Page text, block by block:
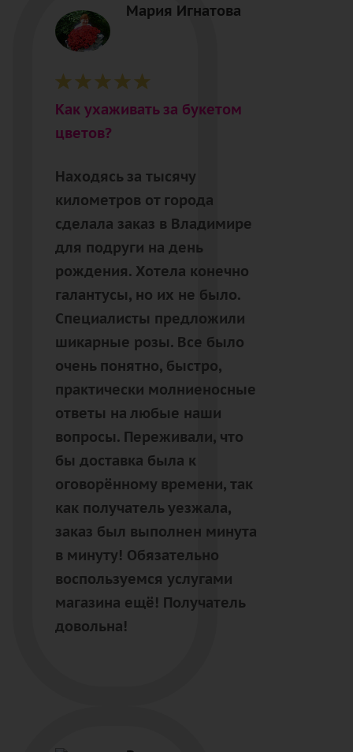
Мария Игнатова
Как ухаживать за букетом
цветов?
Находясь за тысячу
километров от города
сделала заказ в Владимире
для подруги на день
рождения. Хотела конечно
галантусы, но их не было.
Специалисты предложили
шикарные розы. Все было
очень понятно, быстро,
практически молниеносные
ответы на любые наши
вопросы. Переживали, что
бы доставка была к
оговорённому времени, так
как получатель уезжала,
заказ был выполнен минута
в минуту! Обязательно
воспользуемся услугами
магазина ещё! Получатель
довольна!